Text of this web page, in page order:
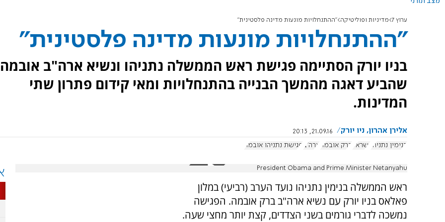
ערוץ 7 מדיניות ופוליטיקה "ההתנחלויות מונעות מדינה פלסטינית"
"ההתנחלויות מונעות מדינה פלסטינית"
בניו יורק הסתיימה פגישת ראש הממשלה נתניהו ונשיא ארה"ב אובמה
שהביע דאגה מהמשך הבנייה בהתנחלויות ומאי קידום פתרון שתי
המדינות.
אלירן אהרון, ניו יורק
21.09.16, 20:13
בנימין נתניהו
ישראל ברק אובמה ארה"ב פגישת נתניהו אובמה
President Obama and Prime Minister Netanyahu
ראש הממשלה בנימין נתניהו נועד הערב (רביעי) במלון
פאלאס בניו יורק עם נשיא ארה"ב ברק אובמה. הפגישה
נמשכה לדברי גורמים בשני הצדדים, קצת יותר מחצי שעה.